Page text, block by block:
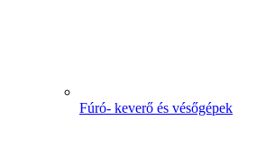
Fúró- keverő és vésőgépek